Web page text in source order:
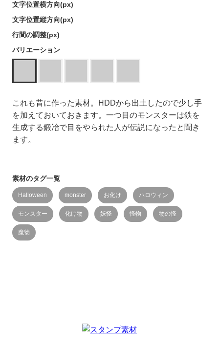
文字位置横方向(px)
文字位置縦方向(px)
行間の調整(px)
バリエーション
これも昔に作った素材。HDDから出土したので少し手
を加えておいておきます。一つ目のモンスターは鉄を
生成する鍛冶で目をやられた人が伝説になったと聞き
ます。
素材のタグ一覧
Halloween monster お化け ハロウィン
モンスター 化け物 妖怪 怪物 物の怪
魔物